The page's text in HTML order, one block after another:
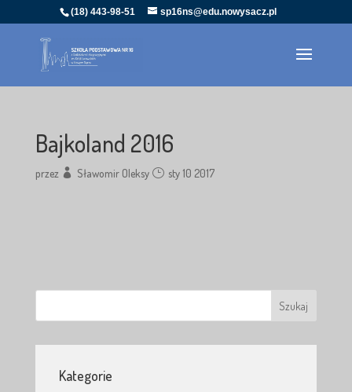
(18) 443-98-51 sp16ns@edu.nowysacz.pl
Bajkoland 2016
przez Sławomir Oleksy sty 10 2017
Kategorie